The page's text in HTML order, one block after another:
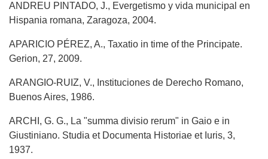
ANDREU PINTADO, J., Evergetismo y vida municipal en
Hispania romana, Zaragoza, 2004.
APARICIO PÉREZ, A., Taxatio in time of the Principate.
Gerion, 27, 2009.
ARANGIO-RUIZ, V., Instituciones de Derecho Romano,
Buenos Aires, 1986.
ARCHI, G. G., La "summa divisio rerum" in Gaio e in
Giustiniano. Studia et Documenta Historiae et Iuris, 3,
1937.